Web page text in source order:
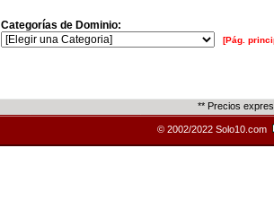
Categorías de Dominio:
[Pág.
** Precios
© 2002/2022 Solo10.com